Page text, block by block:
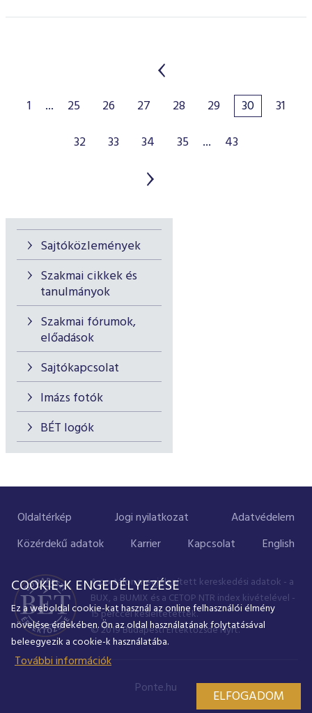
Sajtóközlemények
Szakmai cikkek és
tanulmányok
Szakmai fórumok,
előadások
Sajtókapcsolat
Imázs fotók
BÉT logók
1 ... 25 26 27 28 29 30
31
32
33 34 35 ... 43
Oldaltérkép Jogi nyilatkozat
Adatvédelem
Közérdekű adatok
Karrier Kapcsolat English
A portálon megjelenített kereskedési adatok - a
BUX, a BUMIX és a CETOP NTR index kivételével -
15 perccel késleltetettek.
© 2019 Budapesti Értéktőzsde Nyrt.
Ponte.hu
COOKIE-K ENGEDÉLYEZÉSE
Ez a weboldal cookie-kat használ az online felhasználói élmény
növelése érdekében. Ön az oldal használatának folytatásával
beleegyezik a cookie-k használatába.
További információk
ELFOGADOM